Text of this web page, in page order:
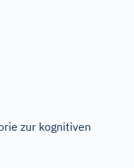
zur kognitiven